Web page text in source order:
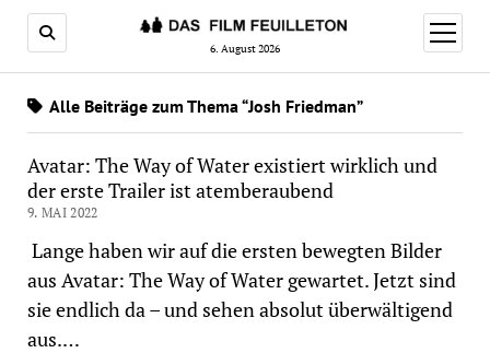
6. August 2026
Menü
öffnen
Alle Beiträge zum Thema “Josh Friedman”
Avatar: The Way of Water existiert wirklich und
der erste Trailer ist atemberaubend
9. MAI 2022
Lange haben wir auf die ersten bewegten Bilder
aus Avatar: The Way of Water gewartet. Jetzt sind
sie endlich da – und sehen absolut überwältigend
aus.…